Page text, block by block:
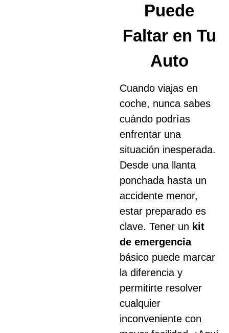
Puede
Faltar en Tu
Auto
Cuando viajas en
coche, nunca sabes
cuándo podrías
enfrentar una
situación inesperada.
Desde una llanta
ponchada hasta un
accidente menor,
estar preparado es
clave. Tener un kit
de emergencia
básico puede marcar
la diferencia y
permitirte resolver
cualquier
inconveniente con